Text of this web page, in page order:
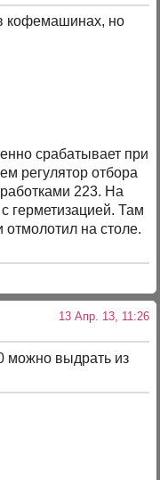
кофемашинах, но
срабатывает при
регулятор отбора
223. На
герметизацией. Там
на столе.
13 Апр. 13, 11:26
можно выдрать из